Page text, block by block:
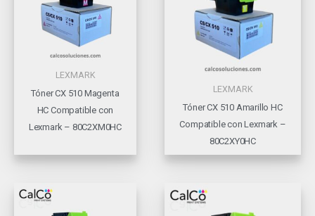
LEXMARK
Tóner CX 510 Magenta
HC Compatible con
Lexmark – 80C2XM0HC
LEXMARK
Tóner CX 510 Amarillo HC
Compatible con Lexmark –
80C2XY0HC